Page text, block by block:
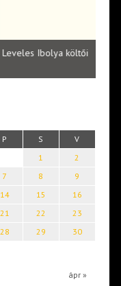
Ibolya költői
P S V
ápr »
1
2
7 8
9
14 15
16
21 22
23
28 29
30